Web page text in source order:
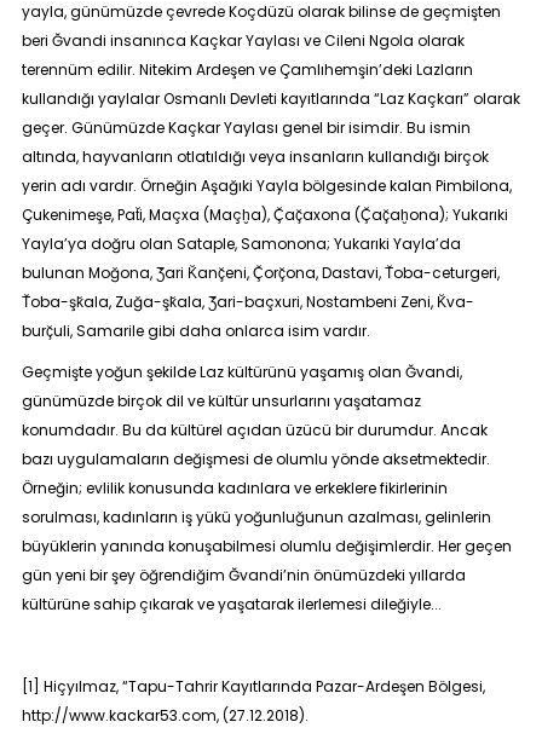
yayla, günümüzde çevrede Koçdüzü olarak bilinse de geçmişten
beri Ğvandi insanınca Kaçkar Yaylası ve Cileni Ngola olarak
terennüm edilir. Nitekim Ardeşen ve Çamlıhemşin’deki Lazların
kullandığı yaylalar Osmanlı Devleti kayıtlarında “Laz Kaçkarı” olarak
geçer. Günümüzde Kaçkar Yaylası genel bir isimdir. Bu ismin
altında, hayvanların otlatıldığı veya insanların kullandığı birçok
yerin adı vardır. Örneğin Aşağıki Yayla bölgesinde kalan Pimbilona,
Çukenimeşe, Pat̆i, Maçxa (Maçḫa), Ç̆aç̆axona (Ç̆aç̆aḫona); Yukarıki
Yayla’ya doğru olan Sataple, Samonona; Yukarıki Yayla’da
bulunan Moğona, Ʒ̆ari K̆anç̆eni, Ç̆orç̆ona, Dastavi, T̆oba-ceturgeri,
T̆oba-şk̆ala, Zuğa-şk̆ala, Ʒ̆ari-baçxuri, Nostambeni Zeni, K̆va-
burç̆uli, Samarile gibi daha onlarca isim vardır.
Geçmişte yoğun şekilde Laz kültürünü yaşamış olan Ğvandi,
günümüzde birçok dil ve kültür unsurlarını yaşatamaz
konumdadır. Bu da kültürel açıdan üzücü bir durumdur. Ancak
bazı uygulamaların değişmesi de olumlu yönde aksetmektedir.
Örneğin; evlilik konusunda kadınlara ve erkeklere fikirlerinin
sorulması, kadınların iş yükü yoğunluğunun azalması, gelinlerin
büyüklerin yanında konuşabilmesi olumlu değişimlerdir. Her geçen
gün yeni bir şey öğrendiğim Ğvandi’nin önümüzdeki yıllarda
kültürüne sahip çıkarak ve yaşatarak ilerlemesi dileğiyle...
[1] Hiçyılmaz, “Tapu-Tahrir Kayıtlarında Pazar-Ardeşen Bölgesi,
http://www.kackar53.com, (27.12.2018).